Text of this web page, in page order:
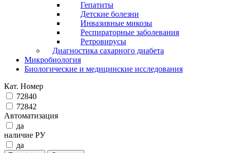
Гепатиты
Детские болезни
Инвазивные микозы
Респираторные заболевания
Ретровирусы
Диагностика сахарного диабета
Микробиология
Биологические и медицинские исследования
Кат. Номер
72840
72842
Автоматизация
да
наличие РУ
да